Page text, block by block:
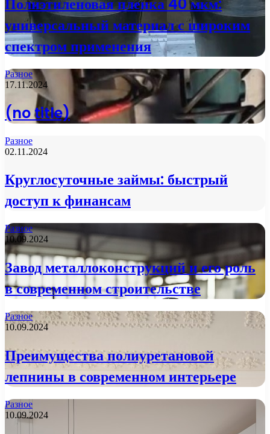
универсальный материал с широким
спектром применения
Разное
17.11.2024
(no title)
Разное
02.11.2024
Круглосуточные займы: быстрый
доступ к финансам
Разное
10.09.2024
Завод металлоконструкций и его роль
в современном строительстве
Разное
10.09.2024
Преимущества полиуретановой
лепнины в современном интерьере
Разное
10.09.2024